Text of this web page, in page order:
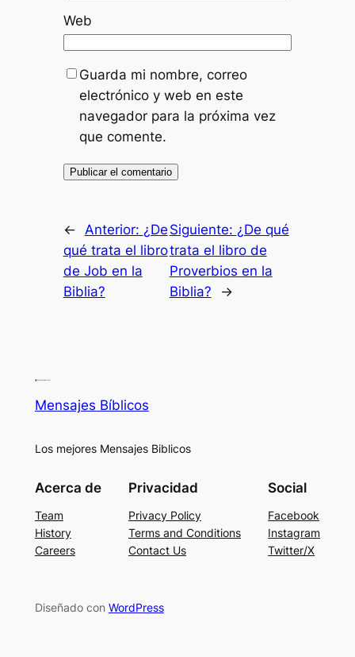
Web
Guarda mi nombre, correo
electrónico y web en este
navegador para la próxima vez
que comente.
← Anterior: ¿De
qué trata el libro
de Job en la
Biblia?
Siguiente: ¿De qué
trata el libro de
Proverbios en la
Biblia?
→
Mensajes Bíblicos
Los mejores Mensajes Biblicos
Acerca de
Team
History
Careers
Privacidad
Privacy Policy
Terms and Conditions
Contact Us
Social
Facebook
Instagram
Twitter/X
Diseñado con WordPress